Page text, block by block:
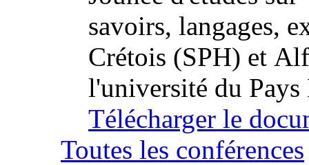
savoirs, langages,
Crétois (SPH) et
l'université du Pays
Télécharger le
Toutes les conférences